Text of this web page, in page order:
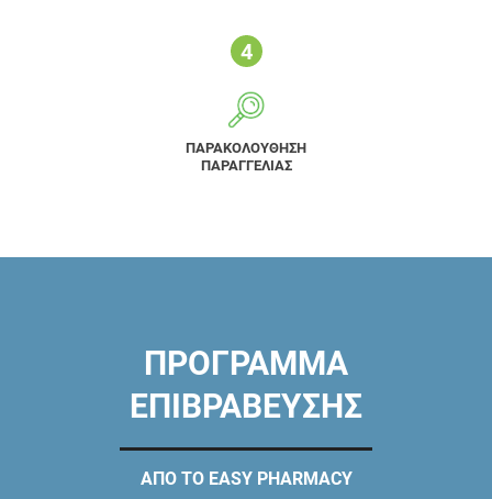
ΠΑΡΑΚΟΛΟΥΘΗΣΗ
ΠΑΡΑΓΓΕΛΙΑΣ
ΠΡΟΓΡΑΜΜΑ
ΕΠΙΒΡΑΒΕΥΣΗΣ
ΑΠΟ ΤΟ EASY PHARMACY